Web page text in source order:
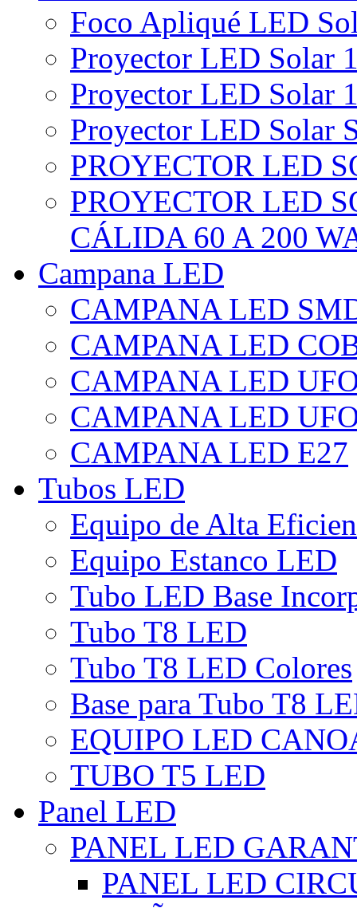
Foco Apliqué LED
Proyector LED Solar
Proyector LED Solar
Proyector LED Solar
PROYECTOR LED
PROYECTOR LED
CÁLIDA 60 A 200
Campana LED
CAMPANA LED
CAMPANA LED
CAMPANA LED
CAMPANA LED
CAMPANA LED E27
Tubos LED
Equipo de Alta
Equipo Estanco LED
Tubo LED Base
Tubo T8 LED
Tubo T8 LED Colores
Base para Tubo T8
EQUIPO LED
TUBO T5 LED
Panel LED
PANEL LED
PANEL LED